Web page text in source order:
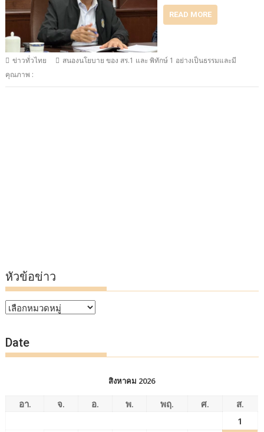
READ MORE
ข่าวทั่วไทย
สนองนโยบาย ของ สร.1 และ พิทักษ์ 1 อย่างเป็นธรรมและมี
คุณภาพ :
หัวข้อข่าว
หัวข้อ
Date
สิงหาคม 2026
อา. จ. อ. พ. พฤ. ศ.
ส.
1